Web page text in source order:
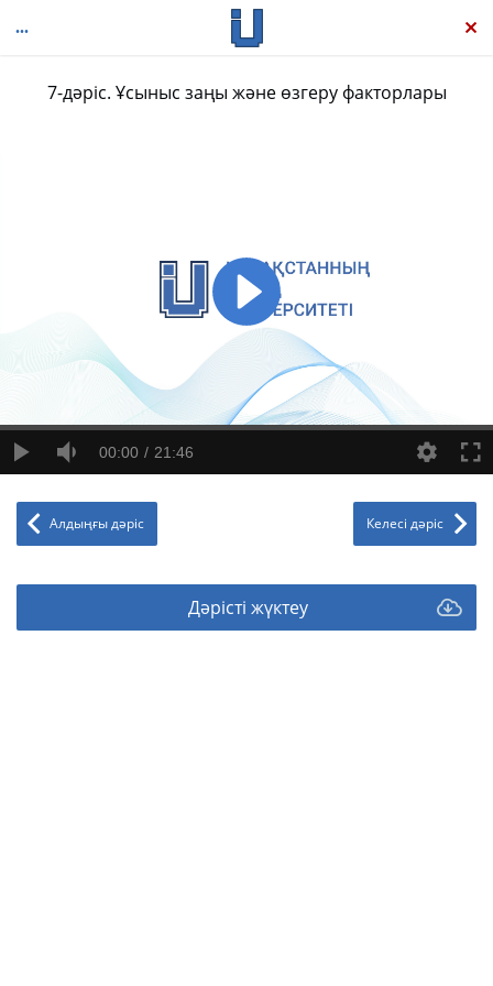
7-дәріс. Ұсыныс заңы және өзгеру факторлары
00:00 21:46
Алдыңғы дәріс Келесі дәріс
Дәрісті жүктеу